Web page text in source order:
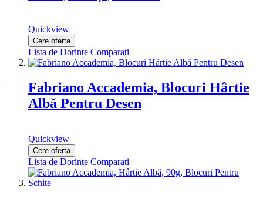
Quickview
Cere oferta
Lista de Dorințe Comparați
Fabriano Accademia, Blocuri Hârtie
Albă Pentru Desen
Quickview
Cere oferta
Lista de Dorințe Comparați